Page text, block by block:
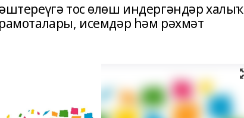
тос өлөш индергәндәр халыҡ
исемдәр һәм рәхмәт